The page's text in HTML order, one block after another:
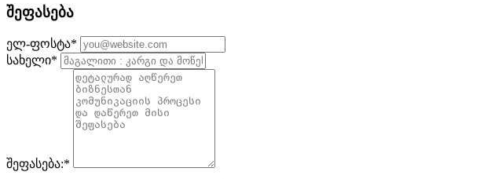
შეფასება
ელ-ფოსტა*
სახელი*
შეფასება:*